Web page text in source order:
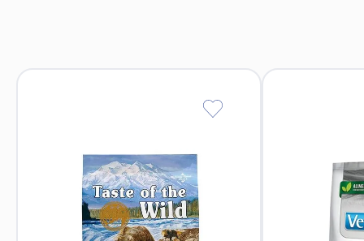
Su diseño fomenta que el perro coma o consuma
Convertir la hora de la comida en un juego hace que
Caucho termoplástico (TPR) de
Libre de tóxicos:
Textura interior trabajada: diseñada